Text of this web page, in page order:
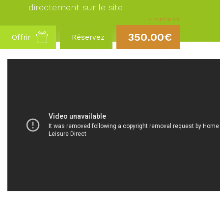
directement sur le site
Offrir Réservez
À PARTIR DE
350.00€